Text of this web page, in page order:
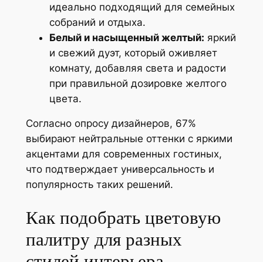
идеально подходящий для семейных
собраний и отдыха.
Белый и насыщенный желтый: яркий
и свежий дуэт, который оживляет
комнату, добавляя света и радости
при правильной дозировке желтого
цвета.
Согласно опросу дизайнеров, 67%
выбирают нейтральные оттенки с яркими
акцентами для современных гостиных,
что подтверждает универсальность и
популярность таких решений.
Как подобрать цветовую
палитру для разных